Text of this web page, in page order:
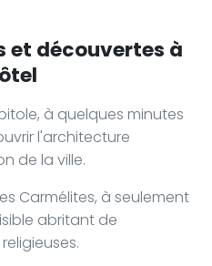
et découvertes à
à quelques minutes
l'architecture
de la ville.
Carmélites, à seulement
abritant de